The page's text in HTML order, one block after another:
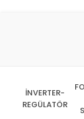
İNVERTER-
REGÜLATÖR